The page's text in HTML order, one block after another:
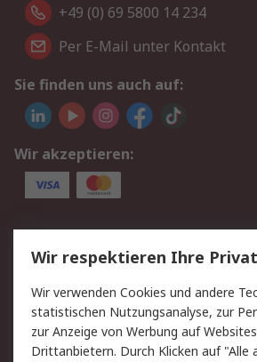
+49 (0) 69 5800 14 234
Per E-Mail unter Kontakt
Sie finden uns auch auf:
Wir akzeptieren:
Service
Value Added Services
Rücksendungen
Hilfe
Wir respektieren Ihre
Wir verwenden Cookies und andere
statistischen Nutzungsanalyse, zur
zur Anzeige von Werbung auf
Drittanbietern. Durch Klicken auf "Alle